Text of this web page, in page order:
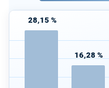
28,15 %
16,28 %